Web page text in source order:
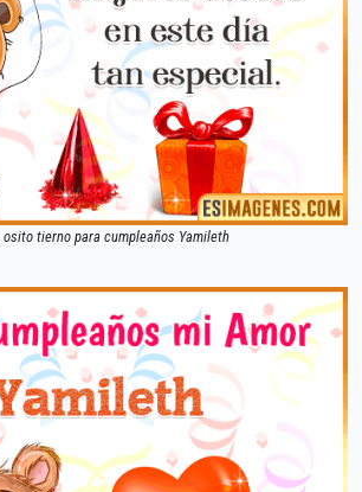
osito tierno para cumpleaños Yamileth